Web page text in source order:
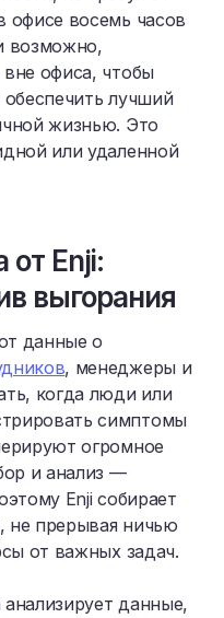
офисе восемь часов
возможно,
офиса, чтобы
лучший
жизнью. Это
или удаленной
от Enji:
выгорания
данные о
, менеджеры и
когда люди или
симптомы
огромное
и анализ —
Enji собирает
прерывая ничью
от важных задач.
данные,